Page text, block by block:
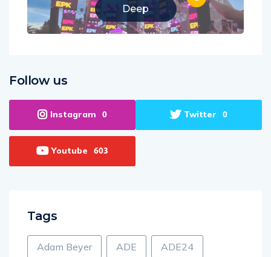
Deep
Follow us
Instagram 0 Twitter 0
Youtube 603
Tags
Adam Beyer ADE ADE24